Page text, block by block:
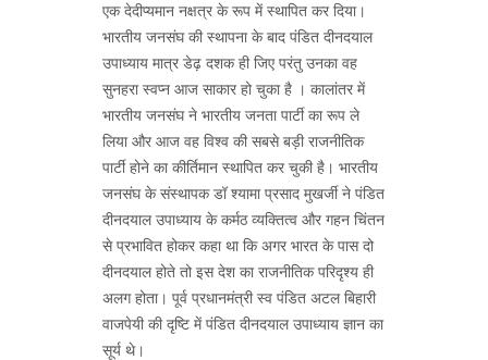
एक देदीप्यमान नक्षत्र के रूप में स्थापित कर दिया।
भारतीय जनसंघ की स्थापना के बाद पंडित दीनदयाल
उपाध्याय मात्र डेढ़ दशक ही जिए परंतु उनका वह
सुनहरा स्वप्न आज साकार हो चुका है । कालांतर में
भारतीय जनसंघ ने भारतीय जनता पार्टी का रूप ले
लिया और आज वह विश्व की सबसे बड़ी राजनीतिक
पार्टी होने का कीर्तिमान स्थापित कर चुकी है। भारतीय
जनसंघ के संस्थापक डॉ श्यामा प्रसाद मुखर्जी ने पंडित
दीनदयाल उपाध्याय के कर्मठ व्यक्तित्व और गहन चिंतन
से प्रभावित होकर कहा था कि अगर भारत के पास दो
दीनदयाल होते तो इस देश का राजनीतिक परिदृश्य ही
अलग होता। पूर्व प्रधानमंत्री स्व पंडित अटल बिहारी
वाजपेयी की दृष्टि में पंडित दीनदयाल उपाध्याय ज्ञान का
सूर्य थे।